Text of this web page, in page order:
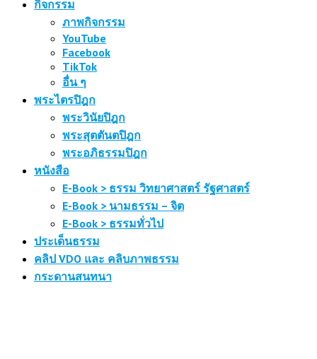
กิจกรรม
ภาพกิจกรรม
YouTube
Facebook
TikTok
อื่น ๆ
พระไตรปิฎก
พระวินัยปิฎก
พระสุตตันตปิฎก
พระอภิธรรมปิฎก
หนังสือ
E-Book > ธรรม วิทยาศาสตร์ รัฐศาสตร์
E-Book > นามธรรม – จิต
E-Book > ธรรมทั่วไป
ประเด็นธรรม
คลิป VDO และ คลิบภาพธรรม
กระดานสนทนา